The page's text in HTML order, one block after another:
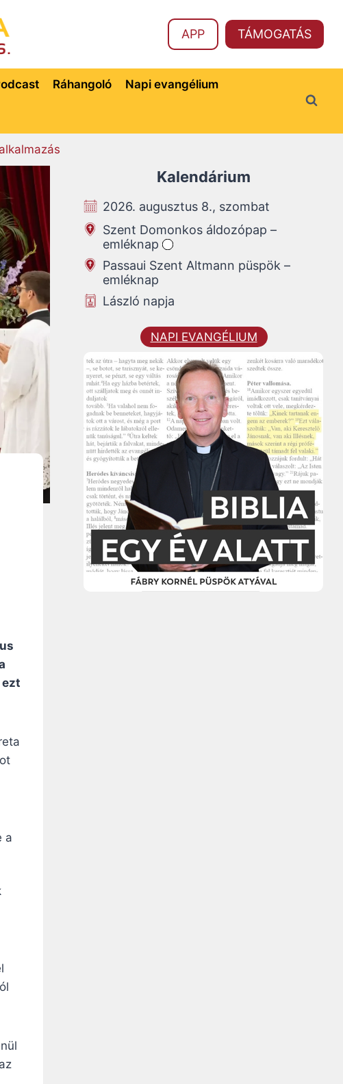
APP TÁMOGATÁS
Ráhangoló Napi evangélium
a
Kalendárium
2026. augusztus 8., szombat
Szent Domonkos áldozópap –
emléknap
Passaui Szent Altmann püspök –
emléknap
László napja
NAPI EVANGÉLIUM